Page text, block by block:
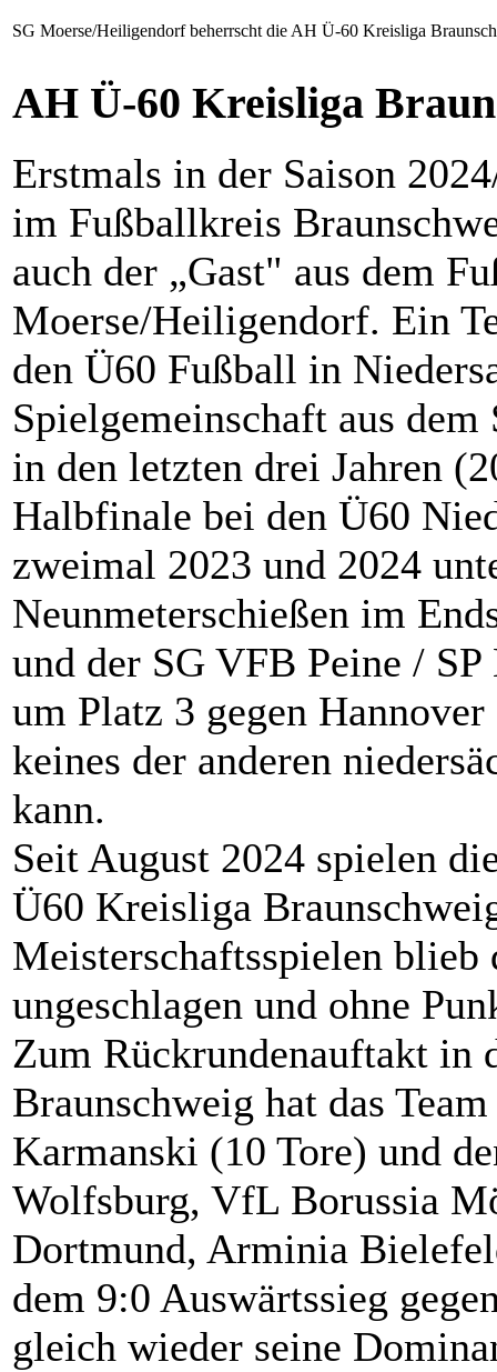
SG Moerse/Heiligendorf beherrscht die AH Ü-60 Kreisliga
AH Ü-60 Kreisliga
Erstmals in der Saison
im Fußballkreis
auch der „Gast" aus dem
Moerse/Heiligendorf. Ein
den Ü60 Fußball in
Spielgemeinschaft aus
in den letzten drei Jahren
Halbfinale bei den Ü60
zweimal 2023 und 2024
Neunmeterschießen im
und der SG VFB Peine /
um Platz 3 gegen
keines der anderen
kann.
Seit August 2024 spielen
Ü60 Kreisliga
Meisterschaftsspielen
ungeschlagen und ohne
Zum Rückrundenauftakt in
Braunschweig hat das
Karmanski (10 Tore) und
Wolfsburg, VfL Borussia
Dortmund, Arminia
dem 9:0 Auswärtssieg
gleich wieder seine